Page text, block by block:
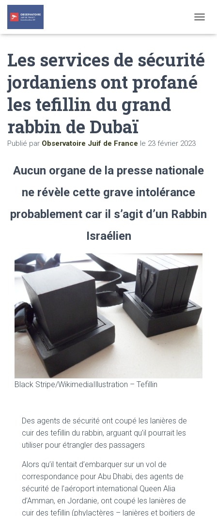
O
G
L
Les services de sécurité
jordaniens ont profané
les tefillin du grand
rabbin de Dubaï
Publié par Observatoire Juif de France le 23 février 2023
Aucun organe de la presse nationale
ne révèle cette grave intolérance
probablement car il s’agit d’un Rabbin
Israélien
Black Stripe/WikimediaIllustration – Tefillin
Des agents de sécurité ont coupé les lanières de
cuir des tefillin du rabbin, arguant qu’il pourrait les
utiliser pour étrangler des passagers
Alors qu’il tentait d’embarquer sur un vol de
correspondance pour Abu Dhabi, des agents de
sécurité de l’aéroport international Queen Alia
d’Amman, en Jordanie, ont coupé les lanières de
cuir des tefillin (phylactères – lanières et boitiers de